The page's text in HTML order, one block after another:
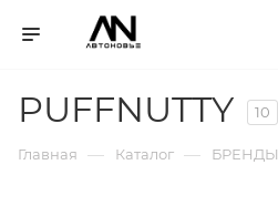
PUFFNUTTY 10
Главная — Каталог — БРЕНДЫ